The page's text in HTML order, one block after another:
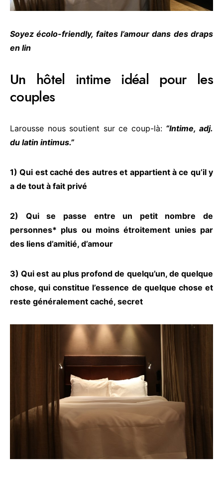
Soyez écolo-friendly, faites l’amour dans des draps
en lin
Un hôtel intime idéal pour les
couples
Larousse nous soutient sur ce coup-là: “Intime, adj.
du latin intimus.”
1) Qui est caché des autres et appartient à ce qu’il y
a de tout à fait privé
2) Qui se passe entre un petit nombre de
personnes* plus ou moins étroitement unies par
des liens d’amitié, d’amour
3) Qui est au plus profond de quelqu’un, de quelque
chose, qui constitue l’essence de quelque chose et
reste généralement caché, secret